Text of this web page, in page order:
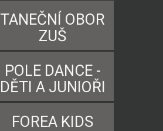
TANEČNÍ OBOR
ZUŠ
POLE DANCE -
DĚTI A JUNIOŘI
FOREA KIDS